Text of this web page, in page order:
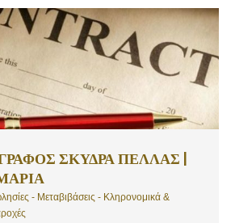
ΣΚΥΔΡΑ ΠΕΛΛΑΣ |
- Μεταβιβάσεις - Κληρονομικά &